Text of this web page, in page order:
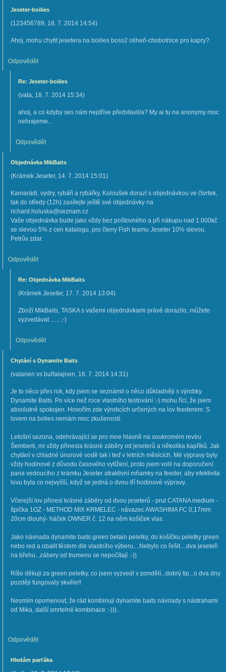
Jeseter-boilies
(123456789, 18. 7. 2014 14:54)
Ahoj, mohu chytit jesetera na boilies boss2 oliheň-chobotnice pro kapry?
Odpovědět
Re: Jeseter-boilies
(vata, 18. 7. 2014 15:34)
ahoj, a co kdyby ses nám nejdříve představil/a? My ai tu na anonymy moc
nehrajeme...
Odpovědět
Objednávka MikBaits
(Krámek Jeseter, 14. 7. 2014 15:01)
Kamarádi, vydry, rybáři a rybářky, Koloušek dorazí s objednávkou ve čtvrtek,
tak do středy (12h) zasílejte ještě své objednávky na
richard.holuska@seznam.cz
Vaše objednávka bude jako vždy bez poštovného a při nákupu nad 1.000kč
se slevou 5% z cen katalogu, pro členy Fish teamu Jeseter 10% slevou.
Petrův zdar.
Odpovědět
Re: Objednávka MikBaits
(Krámek Jeseter, 17. 7. 2014 13:04)
Zboží MikBaits, TASKA s vašemi objednávkami právě dorazilo, můžete
vyzvedávat ...... ;-)
Odpovědět
Chytání s Dynamite Baits
(vatanen vs buřtalajnen, 16. 7. 2014 14:31)
Je to něco přes rok, kdy jsem se seznámil o něco důkladněji s výrobky
Dynamite Baits. Po více než roce vlastního testování :-) mohu říci, že jsem
absolutně spokojen. Hovořím zde výrobcích určených na lov feederem. S
lovem na bolies nemám moc zkušeností.
Letošní sezona, odehrávající se pro mne hlavně na soukromém revíru
Šemberk, mi vždy přinesla krásné záběry od jeseterů a několika kapříků. Jak
chytání v chladné únorové vodě tak i teď v letních měsících. Mé výpravy byly
vždy hodinové z důvodu časového vytížení, proto jsem volil na doporučení
pana vedoucího z krámku Jeseter atraktivní mňamky na feeder, aby efektivita
lovu byla co nejvyšší, když se jedná o dvou-tří hodinové výpravy.
Včerejší lov přinesl krásné záběry od dvou jeseterů - prut CATANA medium -
špička 1OZ - METHOD MIX KRMELEC - návazec AWASHIMA FC 0,17mm
20cm dlouhý- háček OWNER č. 12 na něm košíček vlas.
Jako návnada dynamite baits green betain peletky, do košíčku peletky green
nebo red a obalit těstem dle vlastního výberu....Nebylo co řešit....dva jeseteři
na břehu...zábery od trumenu se nepočítají .-))
Ríšo děkuji za green peletky, co jsem vyzvedl v pondělí...dobrý tip...o dva dny
později fungovaly skvěle!!
Nesmím opomenout, že rád kombinuji dynamite baits návnady s nástrahami
od Mika, další smrtelné kombinace :-)))..
Odpovědět
Hledám parťáka